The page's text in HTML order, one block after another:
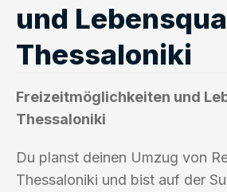
und
Thessaloniki
Freizeitmöglichkeiten und
Thessaloniki
Du planst deinen Umzug von
Thessaloniki und bist auf der